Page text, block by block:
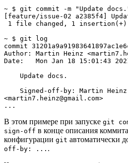
~ $ git commit -m "Update
[feature/issue-02 a2385f4]
~ $ git log
commit
Author: Martin Heinz
Date:   Mon Jan 18 15:01:43
<martin7.heinz@gmail.com>
...
В этом примере при запуске git
sign-off в конце описания
конфигурации git автоматически
off-by: ... .